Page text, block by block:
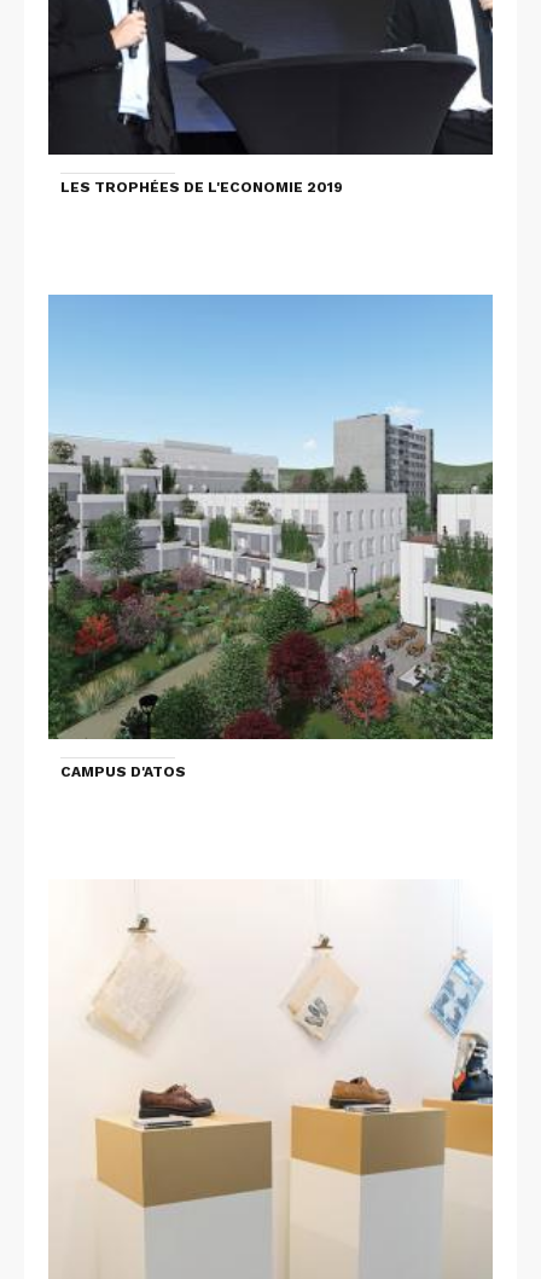
LES TROPHÉES DE L'ECONOMIE 2019
CAMPUS D'ATOS